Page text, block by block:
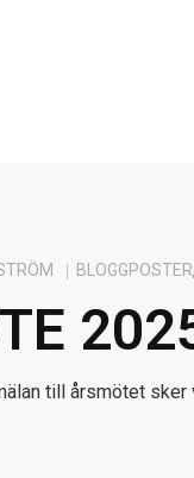
BLOGGPOSTER
till årsmötet